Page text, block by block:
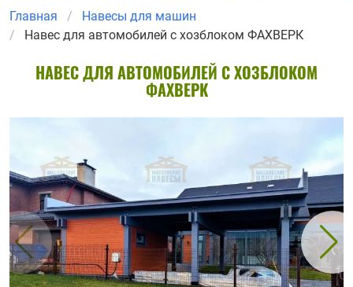
Главная
Навесы для машин
Навес для автомобилей с хозблоком ФАХВЕРК
НАВЕС ДЛЯ АВТОМОБИЛЕЙ С ХОЗБЛОКОМ
ФАХВЕРК